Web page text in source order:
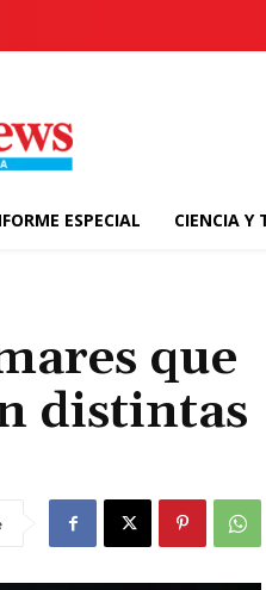
ESPECIAL CIENCIA Y
que
distintas